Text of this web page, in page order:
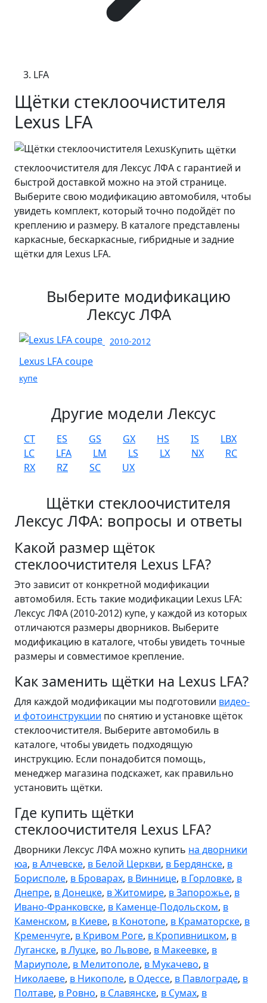
LFA
Щётки стеклоочистителя
Lexus LFA
Купить щётки
стеклоочистителя для Лексус ЛФА с гарантией и
быстрой доставкой можно на этой странице.
Выберите свою модификацию автомобиля, чтобы
увидеть комплект, который точно подойдёт по
креплению и размеру. В каталоге представлены
каркасные, бескаркасные, гибридные и задние
щётки для Lexus LFA.
Выберите модификацию
Лексус ЛФА
2010-2012
Lexus LFA coupe
купе
Другие модели Лексус
CT ES GS GX HS IS
LBX
LC
LFA LM LS LX NX
RC
RX
RZ SC UX
Щётки стеклоочистителя
Лексус ЛФА: вопросы и ответы
Какой размер щёток
стеклоочистителя Lexus LFA?
Это зависит от конкретной модификации
автомобиля. Есть такие модификации Lexus LFA:
Лексус ЛФА (2010-2012) купе, у каждой из которых
отличаются размеры дворников. Выберите
модификацию в каталоге, чтобы увидеть точные
размеры и совместимое крепление.
Как заменить щётки на Lexus LFA?
Для каждой модификации мы подготовили видео-
и фотоинструкции по снятию и установке щёток
стеклоочистителя. Выберите автомобиль в
каталоге, чтобы увидеть подходящую
инструкцию. Если понадобится помощь,
менеджер магазина подскажет, как правильно
установить щётки.
Где купить щётки
стеклоочистителя Lexus LFA?
Дворники Лексус ЛФА можно купить на дворники
юа, в Алчевске, в Белой Церкви, в Бердянске, в
Борисполе, в Броварах, в Виннице, в Горловке, в
Днепре, в Донецке, в Житомире, в Запорожье, в
Ивано-Франковске, в Каменце-Подольском, в
Каменском, в Киеве, в Конотопе, в Краматорске, в
Кременчуге, в Кривом Роге, в Кропивницком, в
Луганске, в Луцке, во Львове, в Макеевке, в
Мариуполе, в Мелитополе, в Мукачево, в
Николаеве, в Никополе, в Одессе, в Павлограде, в
Полтаве, в Ровно, в Славянске, в Сумах, в